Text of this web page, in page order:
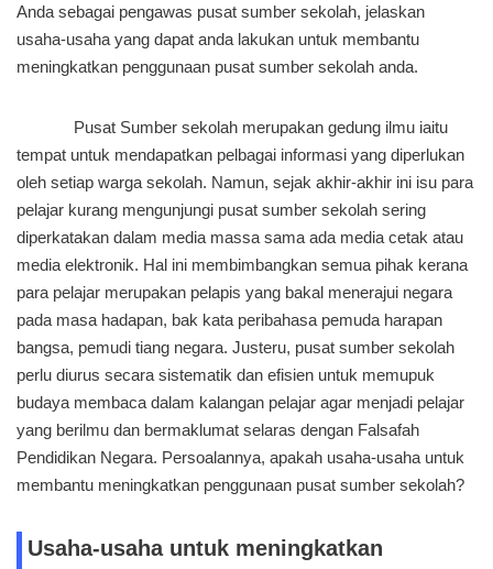
Anda sebagai pengawas pusat sumber sekolah, jelaskan
usaha-usaha yang dapat anda lakukan untuk membantu
meningkatkan penggunaan pusat sumber sekolah anda.
Pusat Sumber sekolah merupakan gedung ilmu iaitu
tempat untuk mendapatkan pelbagai informasi yang diperlukan
oleh setiap warga sekolah. Namun, sejak akhir-akhir ini isu para
pelajar kurang mengunjungi pusat sumber sekolah sering
diperkatakan dalam media massa sama ada media cetak atau
media elektronik. Hal ini membimbangkan semua pihak kerana
para pelajar merupakan pelapis yang bakal menerajui negara
pada masa hadapan, bak kata peribahasa pemuda harapan
bangsa, pemudi tiang negara. Justeru, pusat sumber sekolah
perlu diurus secara sistematik dan efisien untuk memupuk
budaya membaca dalam kalangan pelajar agar menjadi pelajar
yang berilmu dan bermaklumat selaras dengan Falsafah
Pendidikan Negara. Persoalannya, apakah usaha-usaha untuk
membantu meningkatkan penggunaan pusat sumber sekolah?
Usaha-usaha untuk meningkatkan